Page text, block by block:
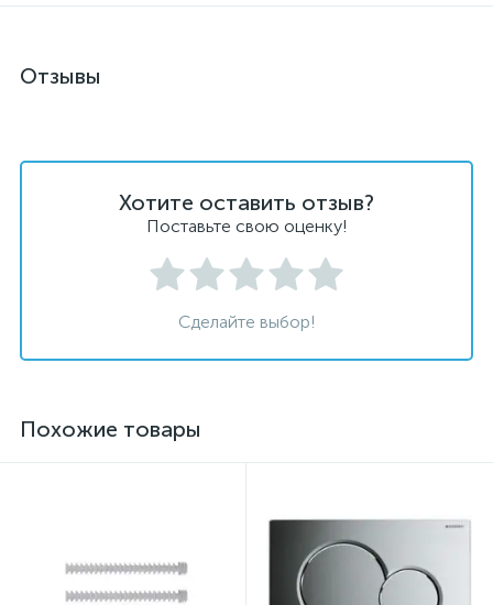
Отзывы
Хотите оставить отзыв?
Поставьте свою оценку!
Сделайте выбор!
Похожие товары